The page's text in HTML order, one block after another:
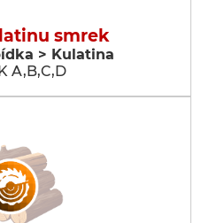
smrek
> Kulatina
A,B,C,D